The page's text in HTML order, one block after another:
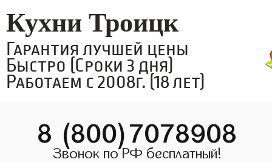
Кухни Троицк
Гарантия лучшей цены
Быстро (Сроки 3 дня)
Работаем с 2008г. (18 лет)
8 (800)7078908
Звонок по РФ бесплатный!